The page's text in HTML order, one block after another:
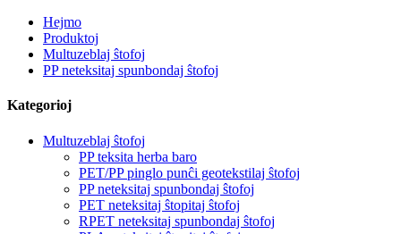
Hejmo
Produktoj
Multuzeblaj ŝtofoj
PP neteksitaj spunbondaj ŝtofoj
Kategorioj
Multuzeblaj ŝtofoj
PP teksita herba baro
PET/PP pinglo punĉi geotekstilaj ŝtofoj
PP neteksitaj spunbondaj ŝtofoj
PET neteksitaj ŝtopitaj ŝtofoj
RPET neteksitaj spunbondaj ŝtofoj